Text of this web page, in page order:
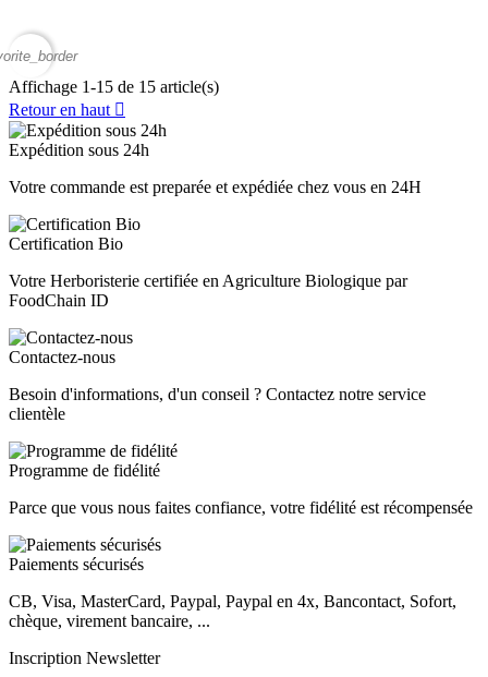
Affichage 1-15 de 15 article(s)
Retour en haut 
Expédition sous 24h
Votre commande est preparée et expédiée chez vous en 24H
Certification Bio
Votre Herboristerie certifiée en Agriculture Biologique par
FoodChain ID
Contactez-nous
Besoin d'informations, d'un conseil ? Contactez notre service
clientèle
Programme de fidélité
Parce que vous nous faites confiance, votre fidélité est récompensée
Paiements sécurisés
CB, Visa, MasterCard, Paypal, Paypal en 4x, Bancontact, Sofort,
chèque, virement bancaire, ...
Inscription Newsletter